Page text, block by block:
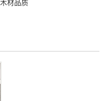
木材品质